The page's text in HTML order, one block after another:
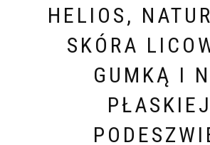
HELIOS,
SKÓRA
GUMKĄ I
PŁASKIEJ